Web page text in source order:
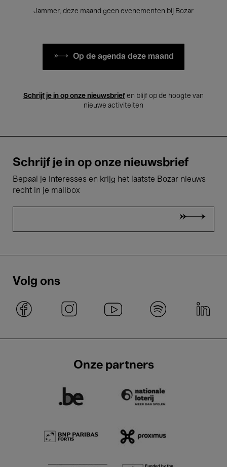
Jammer, deze maand geen evenementen bij Bozar
Op de agenda deze maand
Schrijf je in op onze nieuwsbrief en blijf op de hoogte van
nieuwe activiteiten
Schrijf je in op onze nieuwsbrief
Bepaal je interesses en krijg het laatste Bozar nieuws
recht in je mailbox
Volg ons
Onze partners